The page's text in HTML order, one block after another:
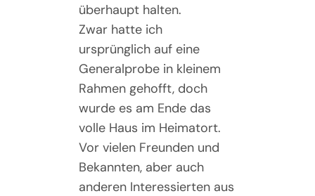
überhaupt halten.
Zwar hatte ich
ursprünglich auf eine
Generalprobe in kleinem
Rahmen gehofft, doch
wurde es am Ende das
volle Haus im Heimatort.
Vor vielen Freunden und
Bekannten, aber auch
anderen Interessierten aus